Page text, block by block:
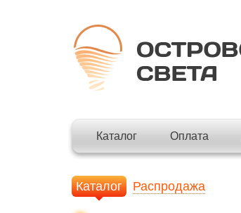
Каталог Оплата
Каталог Распродажа